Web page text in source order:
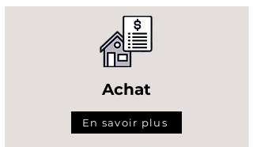
Achat
En savoir plus